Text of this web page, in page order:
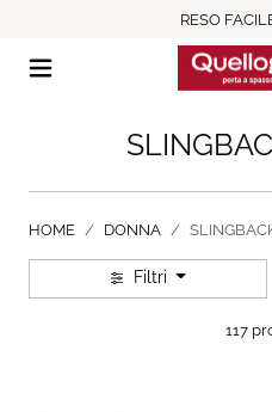
RESO
HOME DONNA
Filtri
117